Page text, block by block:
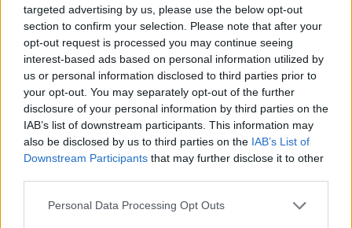
targeted advertising by us, please use the below opt-out
section to confirm your selection. Please note that after your
opt-out request is processed you may continue seeing
interest-based ads based on personal information utilized by
us or personal information disclosed to third parties prior to
your opt-out. You may separately opt-out of the further
disclosure of your personal information by third parties on the
IAB’s list of downstream participants. This information may
also be disclosed by us to third parties on the IAB’s List of
Downstream Participants that may further disclose it to other
Personal Data Processing Opt Outs
Πριν 6 ημέρες
Μία μικρή αλλά αναγκαία ανάπαυλα για την
ομάδα του «Πολίτη»